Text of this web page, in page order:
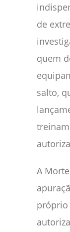
de
quem
salto,
A
próprio